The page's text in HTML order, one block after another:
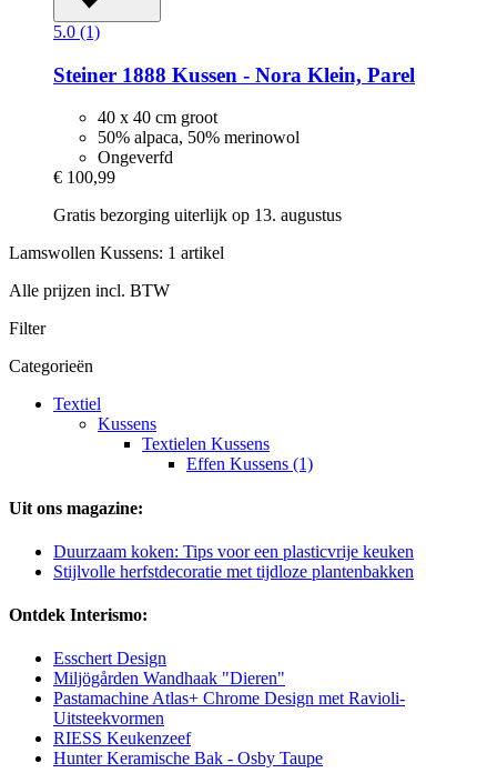
5.0 (1)
Steiner 1888 Kussen -​ Nora Klein, Parel
40 x 40 cm groot
50% alpaca, 50% merinowol
Ongeverfd
€ 100,99
Gratis bezorging uiterlijk op 13. augustus
Lamswollen Kussens: 1 artikel
Alle prijzen incl. BTW
Filter
Categorieën
Textiel
Kussens
Textielen Kussens
Effen Kussens (1)
Uit ons magazine:
Duurzaam koken: Tips voor een plasticvrije keuken
Stijlvolle herfstdecoratie met tijdloze plantenbakken
Ontdek Interismo:
Esschert Design
Miljögården Wandhaak "Dieren"
Pastamachine Atlas+ Chrome Design met Ravioli-
Uitsteekvormen
RIESS Keukenzeef
Hunter Keramische Bak - Osby Taupe